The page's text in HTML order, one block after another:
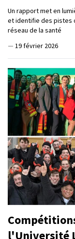
Un rapport met en
et identifie des pistes
réseau de la santé
— 19 février 2026
l'Université